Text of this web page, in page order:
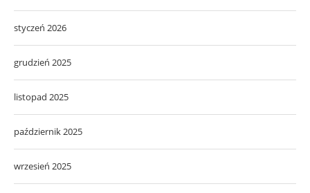
styczeń 2026
grudzień 2025
listopad 2025
październik 2025
wrzesień 2025